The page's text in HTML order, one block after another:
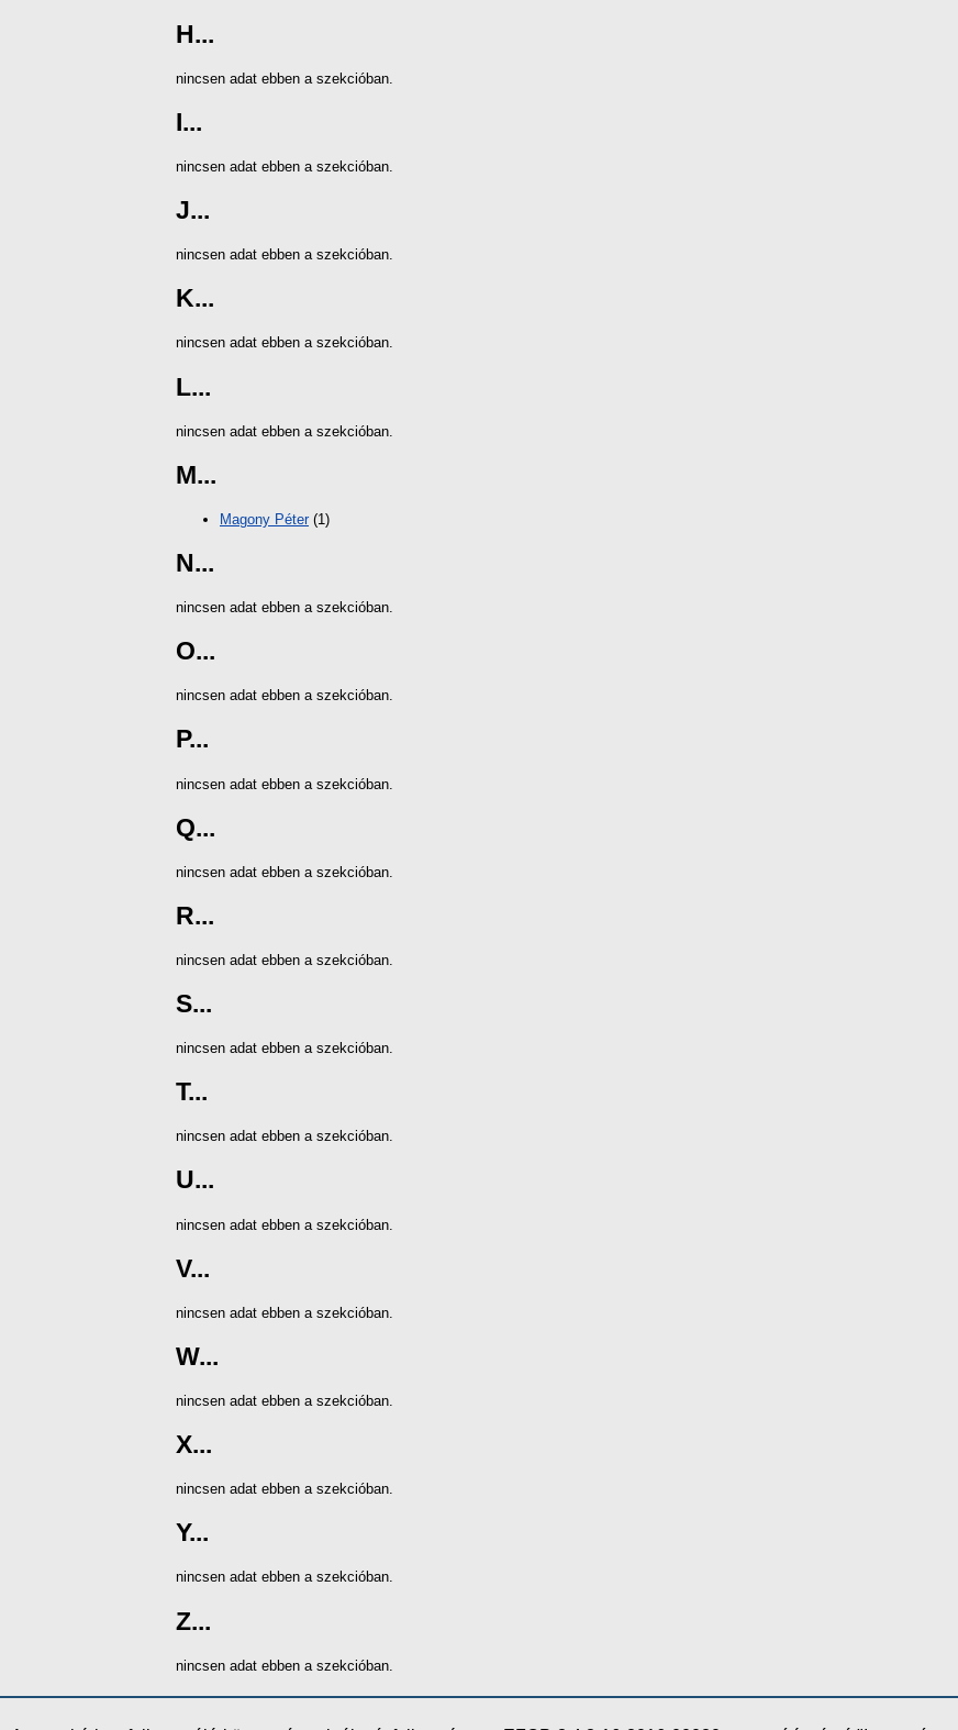
H...
nincsen adat ebben a szekcióban.
I...
nincsen adat ebben a szekcióban.
J...
nincsen adat ebben a szekcióban.
K...
nincsen adat ebben a szekcióban.
L...
nincsen adat ebben a szekcióban.
M...
Magony Péter(1)
N...
nincsen adat ebben a szekcióban.
O...
nincsen adat ebben a szekcióban.
P...
nincsen adat ebben a szekcióban.
Q...
nincsen adat ebben a szekcióban.
R...
nincsen adat ebben a szekcióban.
S...
nincsen adat ebben a szekcióban.
T...
nincsen adat ebben a szekcióban.
U...
nincsen adat ebben a szekcióban.
V...
nincsen adat ebben a szekcióban.
W...
nincsen adat ebben a szekcióban.
X...
nincsen adat ebben a szekcióban.
Y...
nincsen adat ebben a szekcióban.
Z...
nincsen adat ebben a szekcióban.